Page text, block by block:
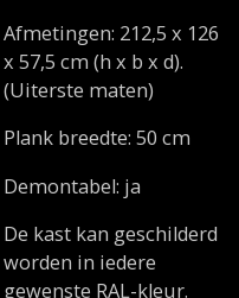
Afmetingen: 212,5 x 126
x 57,5 cm (h x b x d).
(Uiterste maten)
Plank breedte: 50 cm
Demontabel: ja
De kast kan geschilderd
worden in iedere
gewenste RAL-kleur.